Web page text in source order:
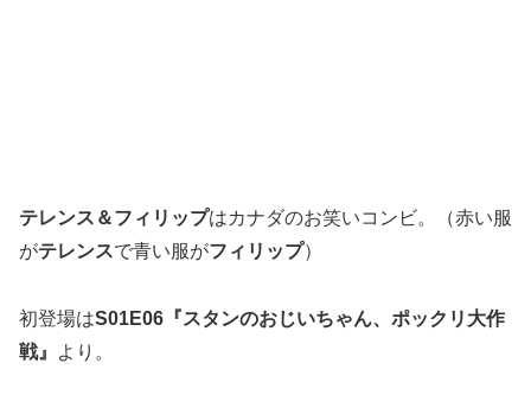
テレンス＆フィリップはカナダのお笑いコンビ。（赤い服
がテレンスで青い服がフィリップ）
初登場はS01E06『スタンのおじいちゃん、ポックリ大作
戦』
より。